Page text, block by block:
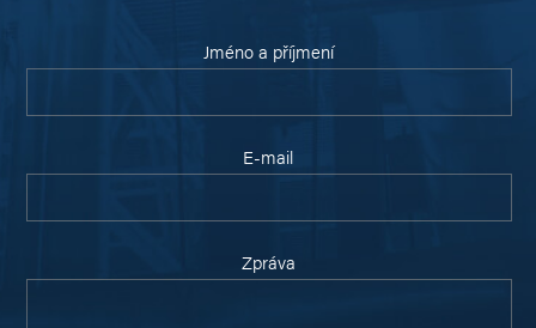
Jméno a příjmení
E-mail
Zpráva